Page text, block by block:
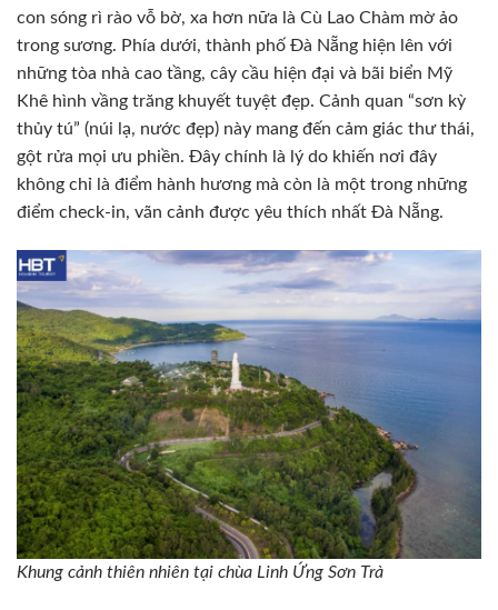
con sóng rì rào vỗ bờ, xa hơn nữa là Cù Lao Chàm mờ ảo
trong sương. Phía dưới, thành phố Đà Nẵng hiện lên với
những tòa nhà cao tầng, cây cầu hiện đại và bãi biển Mỹ
Khê hình vầng trăng khuyết tuyệt đẹp. Cảnh quan “sơn kỳ
thủy tú” (núi lạ, nước đẹp) này mang đến cảm giác thư thái,
gột rửa mọi ưu phiền. Đây chính là lý do khiến nơi đây
không chỉ là điểm hành hương mà còn là một trong những
điểm check-in, vãn cảnh được yêu thích nhất Đà Nẵng.
Khung cảnh thiên nhiên tại chùa Linh Ứng Sơn Trà